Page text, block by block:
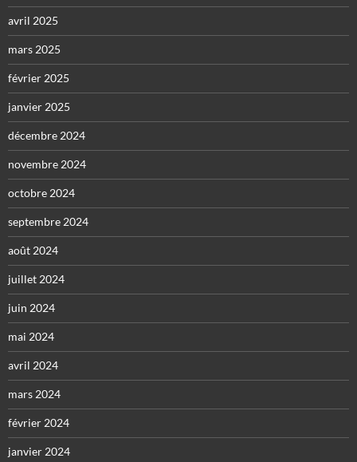
avril 2025
mars 2025
février 2025
janvier 2025
décembre 2024
novembre 2024
octobre 2024
septembre 2024
août 2024
juillet 2024
juin 2024
mai 2024
avril 2024
mars 2024
février 2024
janvier 2024